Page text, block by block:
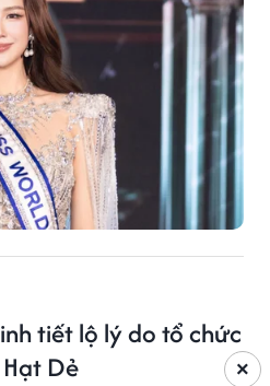
tiết lộ lý do tổ chức
Dẻ
×